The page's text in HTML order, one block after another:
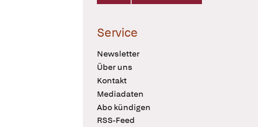
Service
Newsletter
Über uns
Kontakt
Mediadaten
Abo kündigen
RSS-Feed